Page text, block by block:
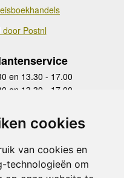
cookies
van cookies en
technologieën om
Postnl
en 13.30 - 17.00
en 13.30 - 17.00
en 13.30 - 17.00
en 13.30 - 17.00
gesloten